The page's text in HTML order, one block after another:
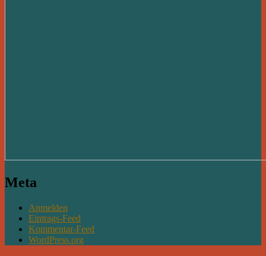
Meta
Anmelden
Eintrags-Feed
Kommentar-Feed
WordPress.org